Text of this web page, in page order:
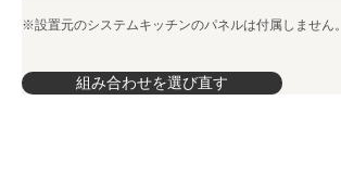
※設置元のシステムキッチンのパネルは付属しません。
組み合わせを選び直す